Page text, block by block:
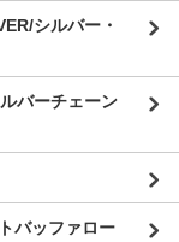
シルバー・
バーチェーン
バッファロー